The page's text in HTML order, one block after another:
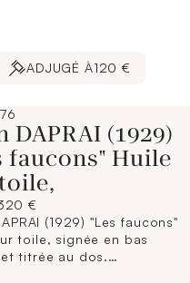
ADJUGÉ À120 €
DAPRAI (1929)
faucons" Huile
€
(1929) "Les faucons"
toile, signée en bas
titrée au dos.